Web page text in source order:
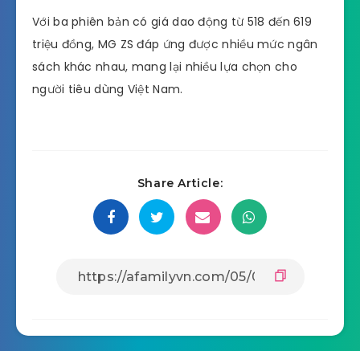
Với ba phiên bản có giá dao động từ 518 đến 619
triệu đồng, MG ZS đáp ứng được nhiều mức ngân
sách khác nhau, mang lại nhiều lựa chọn cho
người tiêu dùng Việt Nam.
Share Article: